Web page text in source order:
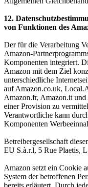
12.
von Funktionen des
Der für die Verarbeitung
Amazon-
Komponenten integriert.
Amazon mit dem Ziel
unterschiedliche
auf Amazon.co.uk,
Amazon.fr, Amazon.it
einer Provision zu
Verantwortliche kann
Komponenten
Betreibergesellschaft
EU S.à.r.l, 5 Rue Plaetis,
Amazon setzt ein Cookie
System der betroffenen
bereits erläutert. Durch